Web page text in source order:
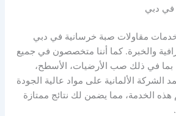
في دبي
خدمات مقاولات صبة خرسانية في دبي
والخبرة. كما أننا متخصصون في جميع
بما في ذلك صب الأرضيات، الأسطح،
الشركة الألمانية على مواد عالية الجودة
هذه الخدمة، مما يضمن لك نتائج ممتازة